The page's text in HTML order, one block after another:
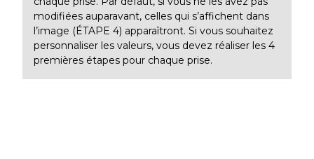
modifiées auparavant, celles qui s’affichent dans
l’image (ÉTAPE 4) apparaîtront. Si vous souhaitez
personnaliser les valeurs, vous devez réaliser les 4
premières étapes pour chaque prise.